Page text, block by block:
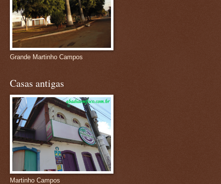
Grande Martinho Campos
Casas antigas
Martinho Campos